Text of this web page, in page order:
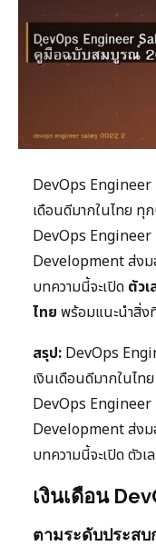
DevOps Engineer
เดือนดีมากในไทย
DevOps Engineer
Development ส่งม
บทความนี้จะเปิด ตัว
ไทย พร้อมแนะนำสิ่ง
สรุป: DevOps
เงินเดือนดีมากในไ
DevOps Engineer
Development ส่งม
บทความนี้จะเปิด ตัวเ
เงินเดือน
ตามระดับประส